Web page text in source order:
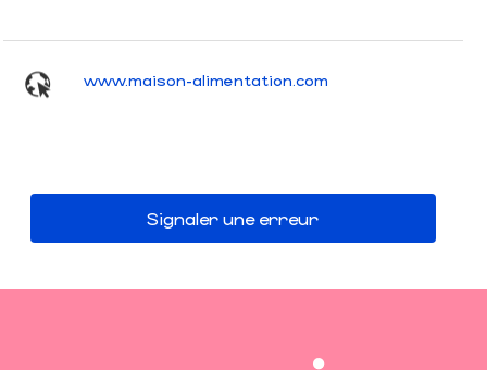
www.maison-alimentation.com
Signaler une erreur